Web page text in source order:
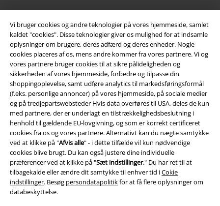
Vi bruger cookies og andre teknologier på vores hjemmeside, samlet
kaldet "cookies". Disse teknologier giver os mulighed for at indsamle
oplysninger om brugere, deres adfærd og deres enheder. Nogle
cookies placeres af os, mens andre kommer fra vores partnere. Vi og
vores partnere bruger cookies til at sikre pålideligheden og
sikkerheden af ​​vores hjemmeside, forbedre og tilpasse din
shoppingoplevelse, samt udføre analytics til markedsføringsformål
(f.eks. personlige annoncer) på vores hjemmeside, på sociale medier
og på tredjepartswebsteder Hvis data overføres til USA, deles de kun
med partnere, der er underlagt en tilstrækkelighedsbeslutning i
henhold til gældende EU-lovgivning, og som er korrekt certificeret
cookies fra os og vores partnere. Alternativt kan du nægte samtykke
ved at klikke på "Afvis alle" - i dette tilfælde vil kun nødvendige
cookies blive brugt. Du kan også justere dine individuelle
præferencer ved at klikke på "Sæt indstillinger." Du har ret til at
tilbagekalde eller ændre dit samtykke til enhver tid iCokie
indstillinger. Besøg persondatapolitikfor at få flere oplysninger om
databeskyttelse.
Salgs-, medlems- & leveringsbetingelser
Om EMP Danmark
Persondatapolitik
Bortskaffelse af affald og miljøbeskyttelse
Overensstemmelseserklæring
Oplysninger om tilgængelighed
Cokie indstillinger
Bekræft annullering